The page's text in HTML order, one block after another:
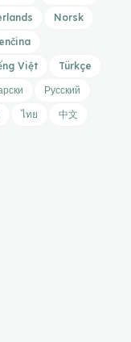
Norsk
Việt
Türkçe
Русский
ไทย
中文